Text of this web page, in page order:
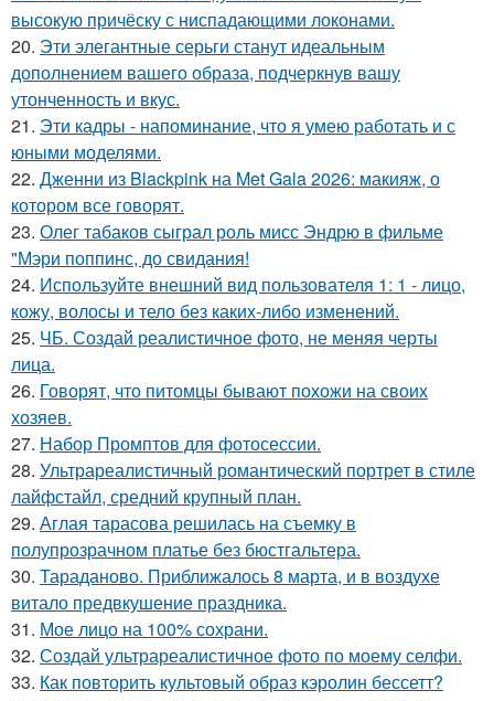
высокую причёску с ниспадающими локонами.
20. Эти элегантные серьги станут идеальным
дополнением вашего образа, подчеркнув вашу
утонченность и вкус.
21. Эти кадры - напоминание, что я умею работать и с
юными моделями.
22. Дженни из Blackpink на Met Gala 2026: макияж, о
котором все говорят.
23. Олег табаков сыграл роль мисс Эндрю в фильме
"Мэри поппинс, до свидания!
24. Используйте внешний вид пользователя 1: 1 - лицо,
кожу, волосы и тело без каких-либо изменений.
25. ЧБ. Создай реалистичное фото, не меняя черты
лица.
26. Говорят, что питомцы бывают похожи на своих
хозяев.
27. Набор Промптов для фотосессии.
28. Ультрареалистичный романтический портрет в стиле
лайфстайл, средний крупный план.
29. Аглая тарасова решилась на съемку в
полупрозрачном платье без бюстгальтера.
30. Тараданово. Приближалось 8 марта, и в воздухе
витало предвкушение праздника.
31. Мое лицо на 100% сохрани.
32. Создай ультрареалистичное фото по моему селфи.
33. Как повторить культовый образ кэролин бессетт?